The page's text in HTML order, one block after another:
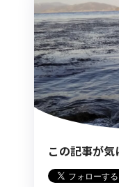
この記事が